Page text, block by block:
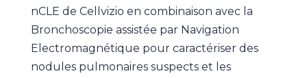
nCLE de Cellvizio en combinaison avec la
Bronchoscopie assistée par Navigation
Electromagnétique pour caractériser des
nodules pulmonaires suspects et les